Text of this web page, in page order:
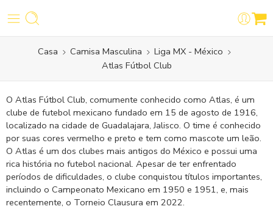
Casa Camisa Masculina
Liga MX - México
Atlas Fútbol Club
O Atlas Fútbol Club, comumente conhecido como Atlas, é um
clube de futebol mexicano fundado em 15 de agosto de 1916,
localizado na cidade de Guadalajara, Jalisco. O time é conhecido
por suas cores vermelho e preto e tem como mascote um leão.
O Atlas é um dos clubes mais antigos do México e possui uma
rica história no futebol nacional. Apesar de ter enfrentado
períodos de dificuldades, o clube conquistou títulos importantes,
incluindo o Campeonato Mexicano em 1950 e 1951, e, mais
recentemente, o Torneio Clausura em 2022.